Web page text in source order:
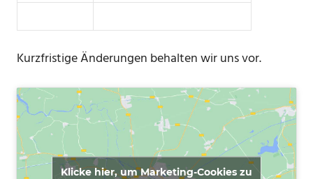
Kurzfristige Änderungen behalten wir uns vor.
Klicke hier, um Marketing-Cookies zu